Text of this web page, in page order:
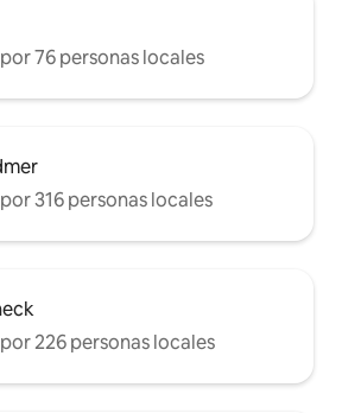
76 personas locales
316 personas locales
226 personas locales